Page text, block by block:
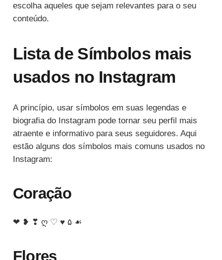
escolha aqueles que sejam relevantes para o seu
conteúdo.
Lista de Símbolos mais
usados no Instagram
A princípio, usar símbolos em suas legendas e
biografia do Instagram pode tornar seu perfil mais
atraente e informativo para seus seguidores. Aqui
estão alguns dos símbolos mais comuns usados no
Instagram:
Coração
❤ ❥ ❣ ღ ♡ ♥ ۵ ☙